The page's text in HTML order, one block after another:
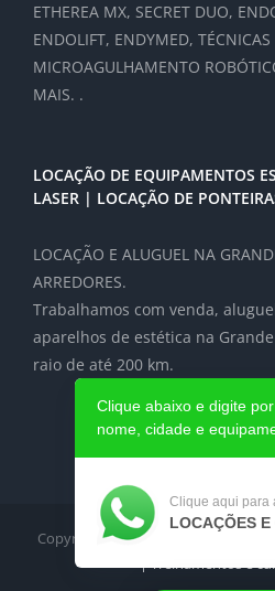
ETHEREA MX, SECRET DUO,
ENDOLIFT, ENDYMED, TÉCNICAS
MICROAGULHAMENTO
MAIS. .
LOCAÇÃO DE EQUIPAMENTOS
LASER | LOCAÇÃO DE
LOCAÇÃO E ALUGUEL NA
ARREDORES.
Trabalhamos com venda,
aparelhos de estética na
raio de até 200 km.
Copyright 2012-2024
Locação de
| Treinamentos e
Clique abaixo e digite
nome, cidade e
Clique aqui para
LOCAÇÕES